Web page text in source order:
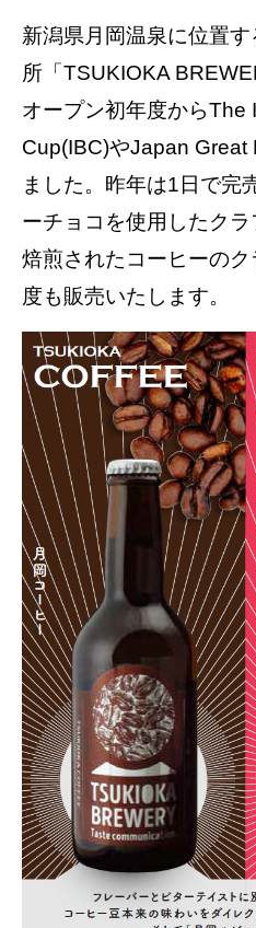
新潟県月岡温泉に位置
所「TSUKIOKA
オープン初年度からThe
Cup(IBC)やJapan Great
ました。昨年は1日で完
ーチョコを使用したク
焙煎されたコーヒーの
度も販売いたします。